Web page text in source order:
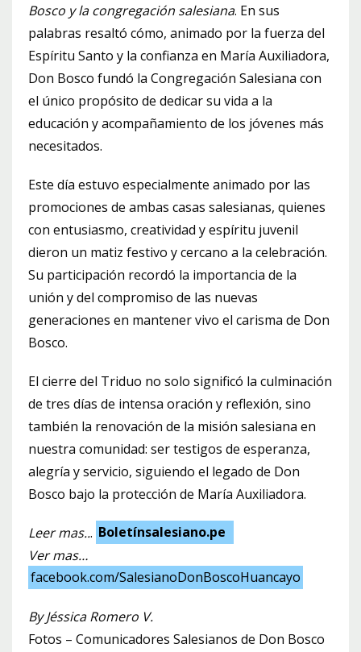
Bosco y la congregación salesiana. En sus
palabras resaltó cómo, animado por la fuerza del
Espíritu Santo y la confianza en María Auxiliadora,
Don Bosco fundó la Congregación Salesiana con
el único propósito de dedicar su vida a la
educación y acompañamiento de los jóvenes más
necesitados.
Este día estuvo especialmente animado por las
promociones de ambas casas salesianas, quienes
con entusiasmo, creatividad y espíritu juvenil
dieron un matiz festivo y cercano a la celebración.
Su participación recordó la importancia de la
unión y del compromiso de las nuevas
generaciones en mantener vivo el carisma de Don
Bosco.
El cierre del Triduo no solo significó la culminación
de tres días de intensa oración y reflexión, sino
también la renovación de la misión salesiana en
nuestra comunidad: ser testigos de esperanza,
alegría y servicio, siguiendo el legado de Don
Bosco bajo la protección de María Auxiliadora.
Leer mas... Boletínsalesiano.pe
Ver mas…
facebook.com/SalesianoDonBoscoHuancayo
By Jéssica Romero V.
Fotos – Comunicadores Salesianos de Don Bosco